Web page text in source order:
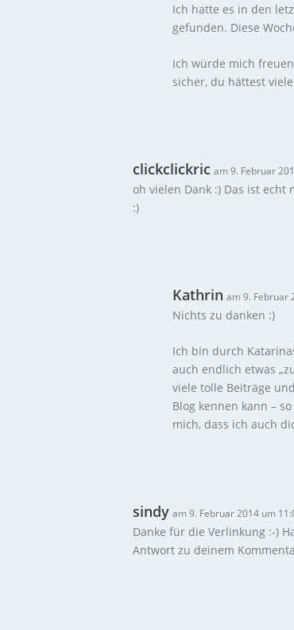
Ich hatte es in den
gefunden. Diese
Ich würde mich
sicher, du hättest
clickclickric am 9. Februar
oh vielen Dank :) Das ist
:)
Kathrin am 9. Februar
Nichts zu danken :)
Ich bin durch
auch endlich etwas
viele tolle Beiträge
Blog kennen kann –
mich, dass ich auch
sindy am 9. Februar 2014 um
Danke für die Verlinkung :-)
Antwort zu deinem